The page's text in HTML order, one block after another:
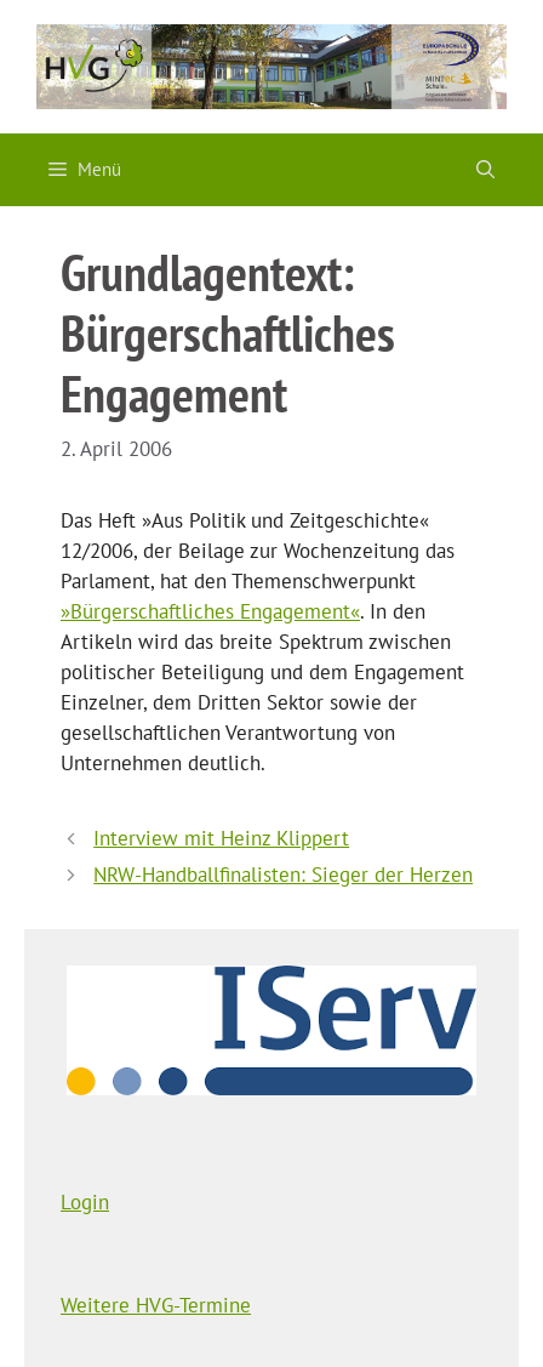
Inhalt
springen
Menü
Grundlagentext:
Bürgerschaftliches
Engagement
2. April 2006
Das Heft »Aus Politik und Zeitgeschichte«
12/2006, der Beilage zur Wochenzeitung das
Parlament, hat den Themenschwerpunkt
»Bürgerschaftliches Engagement«. In den
Artikeln wird das breite Spektrum zwischen
politischer Beteiligung und dem Engagement
Einzelner, dem Dritten Sektor sowie der
gesellschaftlichen Verantwortung von
Unternehmen deutlich.
Interview mit Heinz Klippert
NRW-Handballfinalisten: Sieger der Herzen
Login
Weitere HVG-Termine